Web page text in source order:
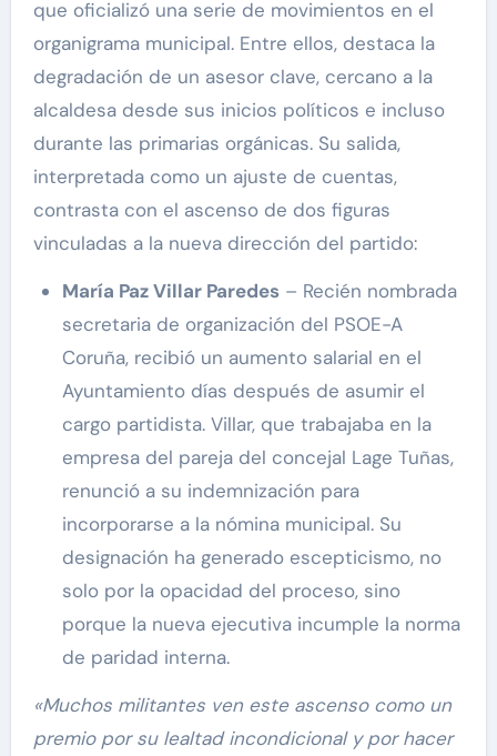
que oficializó una serie de movimientos en el
organigrama municipal. Entre ellos, destaca la
degradación de un asesor clave, cercano a la
alcaldesa desde sus inicios políticos e incluso
durante las primarias orgánicas. Su salida,
interpretada como un ajuste de cuentas,
contrasta con el ascenso de dos figuras
vinculadas a la nueva dirección del partido:
María Paz Villar Paredes– Recién nombrada
secretaria de organización del PSOE-A
Coruña, recibió un aumento salarial en el
Ayuntamiento días después de asumir el
cargo partidista. Villar, que trabajaba en la
empresa del pareja del concejal Lage Tuñas,
renunció a su indemnización para
incorporarse a la nómina municipal. Su
designación ha generado escepticismo, no
solo por la opacidad del proceso, sino
porque la nueva ejecutiva incumple la norma
de paridad interna.
«Muchos militantes ven este ascenso como un
premio por su lealtad incondicional y por hacer